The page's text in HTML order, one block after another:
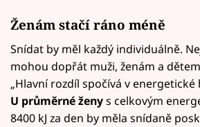
Ženám stačí ráno méně
Snídat by měl každý individuálně.
mohou dopřát muži, ženám a
„Hlavní rozdíl spočívá v
U průměrné ženys celkovým
8400 kJ za den by měla snídaně